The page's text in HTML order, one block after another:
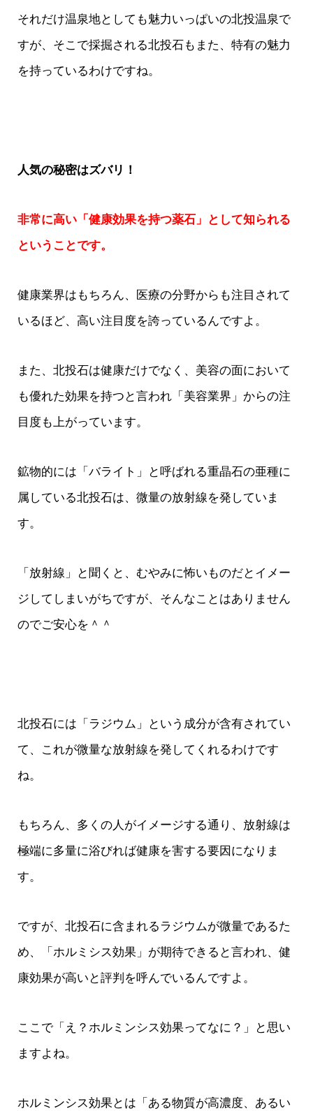
それだけ温泉地としても魅力いっぱいの北投温泉で
すが、そこで採掘される北投石もまた、特有の魅力
を持っているわけですね。
人気の秘密はズバリ！
非常に高い「健康効果を持つ薬石」として知られる
ということです。
健康業界はもちろん、医療の分野からも注目されて
いるほど、高い注目度を誇っているんですよ。
また、北投石は健康だけでなく、美容の面において
も優れた効果を持つと言われ「美容業界」からの注
目度も上がっています。
鉱物的には「バライト」と呼ばれる重晶石の亜種に
属している北投石は、微量の放射線を発していま
す。
「放射線」と聞くと、むやみに怖いものだとイメー
ジしてしまいがちですが、そんなことはありません
のでご安心を＾＾
北投石には「ラジウム」という成分が含有されてい
て、これが微量な放射線を発してくれるわけです
ね。
もちろん、多くの人がイメージする通り、放射線は
極端に多量に浴びれば健康を害する要因になりま
す。
ですが、北投石に含まれるラジウムが微量であるた
め、「ホルミシス効果」が期待できると言われ、健
康効果が高いと評判を呼んでいるんですよ。
ここで「え？ホルミンシス効果ってなに？」と思い
ますよね。
ホルミンシス効果とは「ある物質が高濃度、あるい